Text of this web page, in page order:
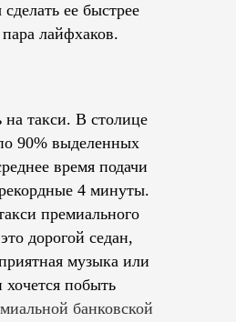
ее быстрее
лайфхаков.
такси. В столице
90% выделенных
время подачи
4 минуты.
премиального
дорогой седан,
музыка или
хочется побыть
банковской